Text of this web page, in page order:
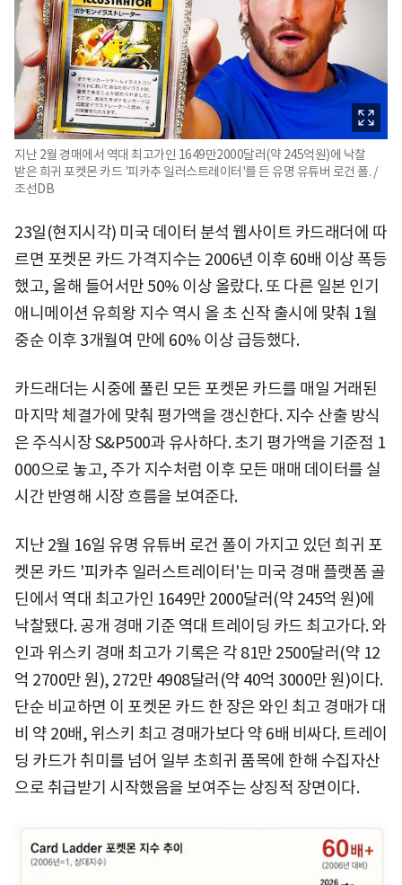
지난 2월 경매에서 역대 최고가인 1649만2000달러(약 245억원)에 낙찰
받은 희귀 포켓몬 카드 '피카추 일러스트레이터'를 든 유명 유튜버 로건 폴. /
조선DB
23일(현지시각) 미국 데이터 분석 웹사이트 카드래더에 따
르면 포켓몬 카드 가격지수는 2006년 이후 60배 이상 폭등
했고, 올해 들어서만 50% 이상 올랐다. 또 다른 일본 인기
애니메이션 유희왕 지수 역시 올 초 신작 출시에 맞춰 1월
중순 이후 3개월여 만에 60% 이상 급등했다.
카드래더는 시중에 풀린 모든 포켓몬 카드를 매일 거래된
마지막 체결가에 맞춰 평가액을 갱신한다. 지수 산출 방식
은 주식시장 S&P500과 유사하다. 초기 평가액을 기준점 1
000으로 놓고, 주가 지수처럼 이후 모든 매매 데이터를 실
시간 반영해 시장 흐름을 보여준다.
지난 2월 16일 유명 유튜버 로건 폴이 가지고 있던 희귀 포
켓몬 카드 '피카추 일러스트레이터'는 미국 경매 플랫폼 골
딘에서 역대 최고가인 1649만 2000달러(약 245억 원)에
낙찰됐다. 공개 경매 기준 역대 트레이딩 카드 최고가다. 와
인과 위스키 경매 최고가 기록은 각 81만 2500달러(약 12
억 2700만 원), 272만 4908달러(약 40억 3000만 원)이다.
단순 비교하면 이 포켓몬 카드 한 장은 와인 최고 경매가 대
비 약 20배, 위스키 최고 경매가보다 약 6배 비싸다. 트레이
딩 카드가 취미를 넘어 일부 초희귀 품목에 한해 수집자산
으로 취급받기 시작했음을 보여주는 상징적 장면이다.